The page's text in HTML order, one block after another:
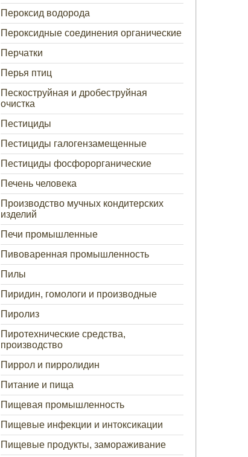
Пероксид водорода
Пероксидные соединения органические
Перчатки
Перья птиц
Пескоструйная и дробеструйная
очистка
Пестициды
Пестициды галогензамещенные
Пестициды фосфорорганические
Печень человека
Производство мучных кондитерских
изделий
Печи промышленные
Пивоваренная промышленность
Пилы
Пиридин, гомологи и производные
Пиролиз
Пиротехнические средства,
производство
Пиррол и пирролидин
Питание и пища
Пищевая промышленность
Пищевые инфекции и интоксикации
Пищевые продукты, замораживание